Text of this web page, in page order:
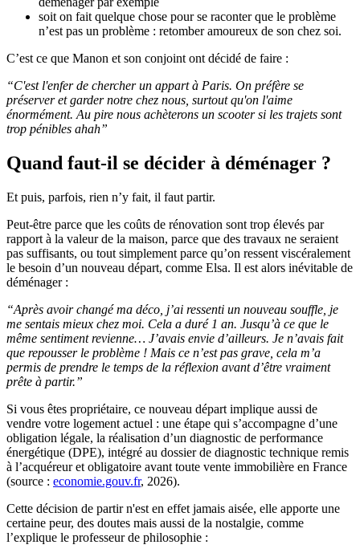
soit on fait quelque chose pour se raconter que le problème
n’est pas un problème : retomber amoureux de son chez soi.
C’est ce que Manon et son conjoint ont décidé de faire :
“C'est l'enfer de chercher un appart à Paris. On préfère se
préserver et garder notre chez nous, surtout qu'on l'aime
énormément. Au pire nous achèterons un scooter si les trajets sont
trop pénibles ahah”
Quand faut-il se décider à déménager ?
Et puis, parfois, rien n’y fait, il faut partir.
Peut-être parce que les coûts de rénovation sont trop élevés par
rapport à la valeur de la maison, parce que des travaux ne seraient
pas suffisants, ou tout simplement parce qu’on ressent viscéralement
le besoin d’un nouveau départ, comme Elsa. Il est alors inévitable de
déménager :
“Après avoir changé ma déco, j’ai ressenti un nouveau souffle, je
me sentais mieux chez moi. Cela a duré 1 an. Jusqu’à ce que le
même sentiment revienne… J’avais envie d’ailleurs. Je n’avais fait
que repousser le problème ! Mais ce n’est pas grave, cela m’a
permis de prendre le temps de la réflexion avant d’être vraiment
prête à partir.”
Si vous êtes propriétaire, ce nouveau départ implique aussi de
vendre votre logement actuel : une étape qui s’accompagne d’une
obligation légale, la réalisation d’un diagnostic de performance
énergétique (DPE), intégré au dossier de diagnostic technique remis
à l’acquéreur et obligatoire avant toute vente immobilière en France
(source : economie.gouv.fr, 2026).
Cette décision de partir n'est en effet jamais aisée, elle apporte une
certaine peur, des doutes mais aussi de la nostalgie, comme
l’explique le professeur de philosophie :